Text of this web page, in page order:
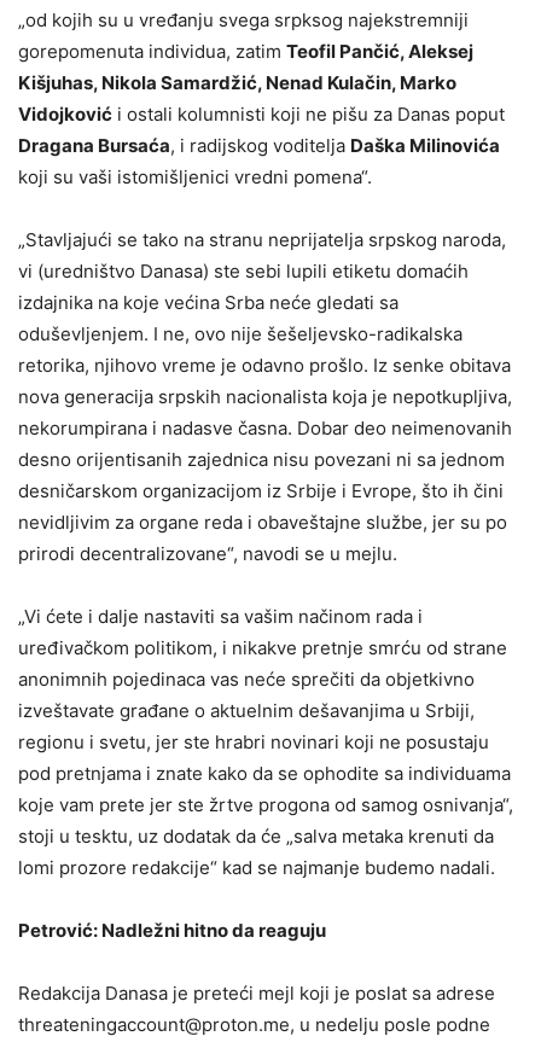
„od kojih su u vređanju svega srpksog najekstremniji
gorepomenuta individua, zatim Teofil Pančić, Aleksej
Kišjuhas, Nikola Samardžić, Nenad Kulačin, Marko
Vidojković i ostali kolumnisti koji ne pišu za Danas poput
Dragana Bursaća, i radijskog voditelja Daška Milinovića
koji su vaši istomišljenici vredni pomena“.
„Stavljajući se tako na stranu neprijatelja srpskog naroda,
vi (uredništvo Danasa) ste sebi lupili etiketu domaćih
izdajnika na koje većina Srba neće gledati sa
oduševljenjem. I ne, ovo nije šešeljevsko-radikalska
retorika, njihovo vreme je odavno prošlo. Iz senke obitava
nova generacija srpskih nacionalista koja je nepotkupljiva,
nekorumpirana i nadasve časna. Dobar deo neimenovanih
desno orijentisanih zajednica nisu povezani ni sa jednom
desničarskom organizacijom iz Srbije i Evrope, što ih čini
nevidljivim za organe reda i obaveštajne službe, jer su po
prirodi decentralizovane“, navodi se u mejlu.
„Vi ćete i dalje nastaviti sa vašim načinom rada i
uređivačkom politikom, i nikakve pretnje smrću od strane
anonimnih pojedinaca vas neće sprečiti da objetkivno
izveštavate građane o aktuelnim dešavanjima u Srbiji,
regionu i svetu, jer ste hrabri novinari koji ne posustaju
pod pretnjama i znate kako da se ophodite sa individuama
koje vam prete jer ste žrtve progona od samog osnivanja“,
stoji u tesktu, uz dodatak da će „salva metaka krenuti da
lomi prozore redakcije“ kad se najmanje budemo nadali.
Petrović: Nadležni hitno da reaguju
Redakcija Danasa je preteći mejl koji je poslat sa adrese
threateningaccount@proton.me, u nedelju posle podne